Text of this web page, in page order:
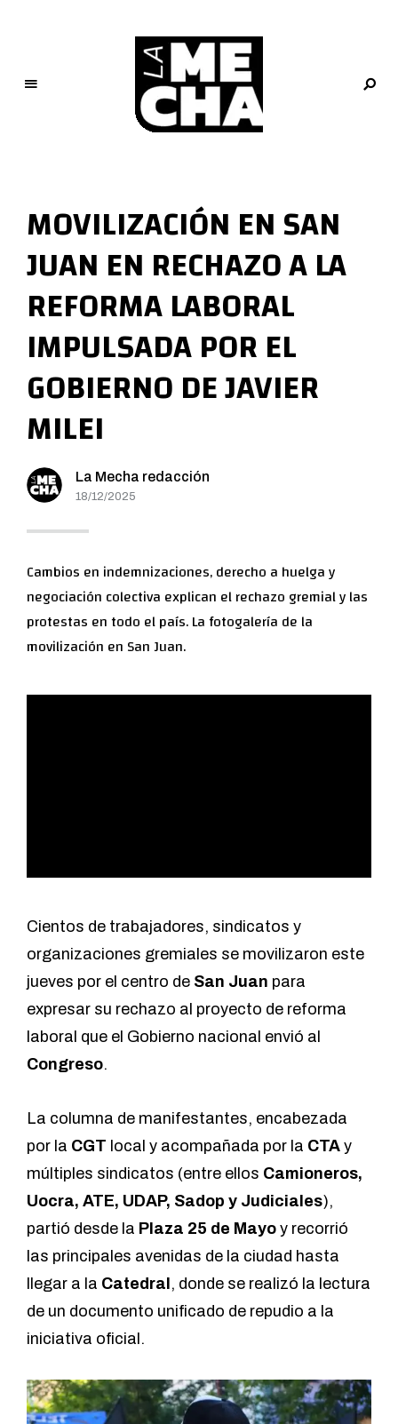
M
e
c
h
a
PERIODISMO DIGITAL
MOVILIZACIÓN EN SAN
JUAN EN RECHAZO A LA
REFORMA LABORAL
IMPULSADA POR EL
GOBIERNO DE JAVIER
MILEI
La Mecha redacción
18/12/2025
Cambios en indemnizaciones, derecho a huelga y
negociación colectiva explican el rechazo gremial y las
protestas en todo el país. La fotogalería de la
movilización en San Juan.
Cientos de trabajadores, sindicatos y
organizaciones gremiales se movilizaron este
jueves por el centro de San Juan para
expresar su rechazo al proyecto de reforma
laboral que el Gobierno nacional envió al
Congreso.
La columna de manifestantes, encabezada
por la CGT local y acompañada por la CTA y
múltiples sindicatos (entre ellos Camioneros,
Uocra, ATE, UDAP, Sadop y Judiciales),
partió desde la Plaza 25 de Mayo y recorrió
las principales avenidas de la ciudad hasta
llegar a la Catedral , donde se realizó la lectura
de un documento unificado de repudio a la
iniciativa oficial.